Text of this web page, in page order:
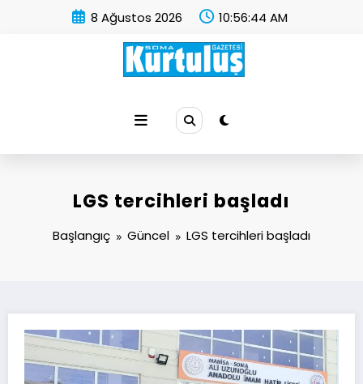
8 Ağustos 2026 10:56:45 AM
LGS tercihleri başladı
Başlangıç Güncel LGS tercihleri başladı